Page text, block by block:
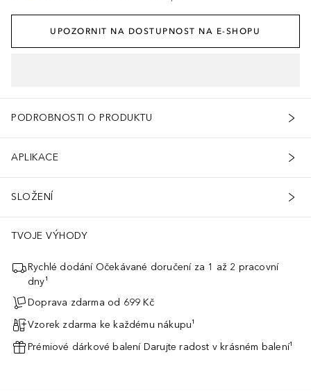
UPOZORNIT NA DOSTUPNOST NA E-SHOPU
PODROBNOSTI O PRODUKTU
APLIKACE
SLOŽENÍ
TVOJE VÝHODY
Rychlé dodání Očekávané doručení za 1 až 2 pracovní
dny¹
Doprava zdarma od 699 Kč
Vzorek zdarma ke každému nákupu¹
Prémiové dárkové balení Darujte radost v krásném balení¹